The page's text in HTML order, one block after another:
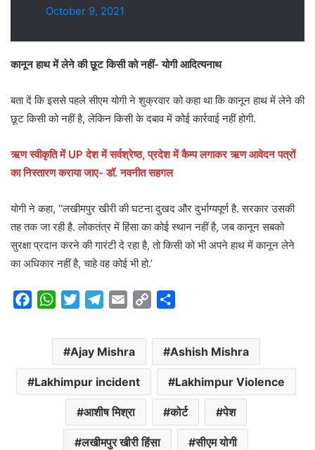
October 9, 2021
कानून हाथ में लेने की छूट किसी को नहीं- योगी आदित्यनाथ
बता दें कि इससे पहले सीएम योगी ने शुक्रवार को कहा था कि कानून हाथ में लेने की
छूट किसी को नहीं है, लेकिन किसी के दबाव में कोई कार्रवाई नहीं होगी.
ऋण स्वीकृति में UP देश में सर्वश्रेष्ठ, प्रदेश में कैम्प लगाकर ऋण आवेदन पत्रों
का निस्तारण कराया जाए- डॉ. नवनीत सहगल
योगी ने कहा, ‘‘लखीमपुर खीरी की घटना दुखद और दुर्भाग्यपूर्ण है. सरकार उसकी
तह तक जा रही है. लोकतंत्र में हिंसा का कोई स्थान नहीं है, जब कानून सबको
सुरक्षा प्रदान करने की गारंटी दे रहा है, तो किसी को भी अपने हाथ में कानून लेने
का अधिकार नहीं है, चाहे वह कोई भी हो.’
b
o
W
a
s
A
i
t
t
e
r
l
e
g
r
a
m
a
i
l
p
L
k
a
r
e
Ajay Mishra Ashish Mishra
Lakhimpur incident Lakhimpur Violence
आशीष मिश्रा कोर्ट पेश
लखीमपुर खीरी हिंसा सीएम योगी